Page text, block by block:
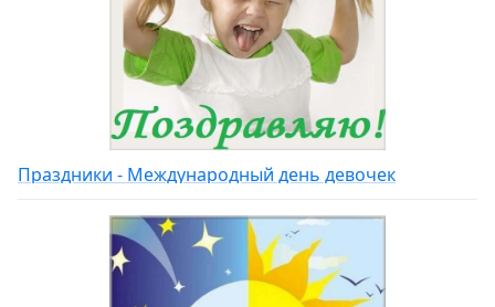
Праздники - Международный день девочек